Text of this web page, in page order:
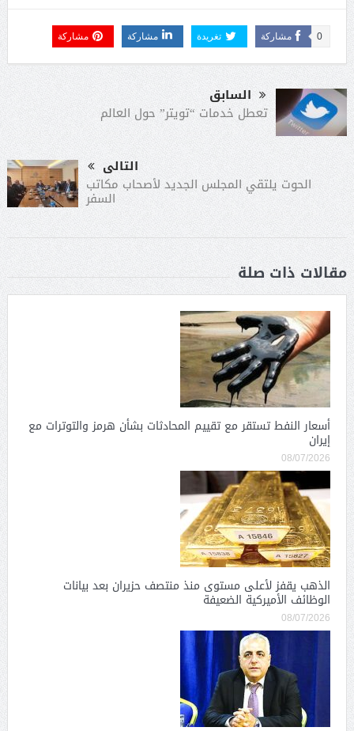
مشاركة 0 تغريدة مشاركة مشاركة
السابق
تعطل خدمات “تويتر” حول العالم
التالى
الحوت يلتقي المجلس الجديد لأصحاب مكاتب
السفر
مقالات ذات صلة
أسعار النفط تستقر مع تقييم المحادثات بشأن هرمز والتوترات مع
إيران
08/07/2026
الذهب يقفز لأعلى مستوى منذ منتصف حزيران بعد بيانات
الوظائف الأميركية الضعيفة
08/07/2026